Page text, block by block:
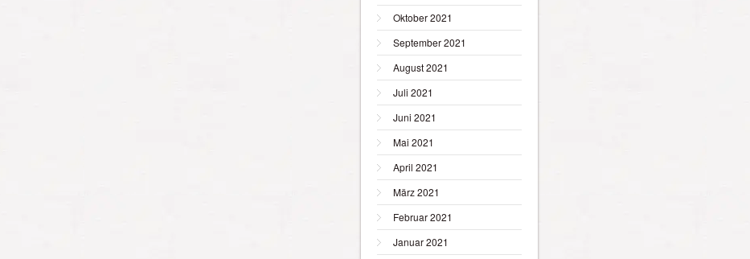
Oktober 2021
September 2021
August 2021
Juli 2021
Juni 2021
Mai 2021
April 2021
März 2021
Februar 2021
Januar 2021